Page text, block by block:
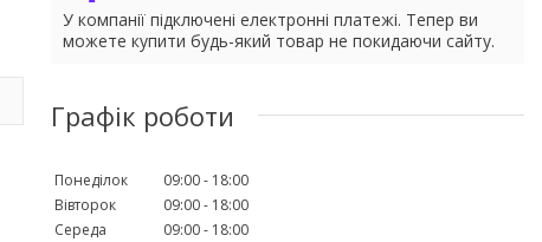
У компанії підключені електронні платежі. Тепер ви
можете купити будь-який товар не покидаючи сайту.
Графік роботи
Понеділок 09:00
18:00
Вівторок
09:00
18:00
Середа
09:00
18:00